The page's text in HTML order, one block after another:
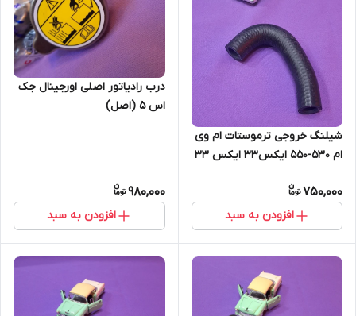
شیلنگ خروجی ترموستات ام وی
ام 530-550 ایکس33 ایکس 33
750,000
افزودن به سبد
درب رادیاتور اصلی اورجینال جک
اس 5 (اصل)
980,000
افزودن به سبد